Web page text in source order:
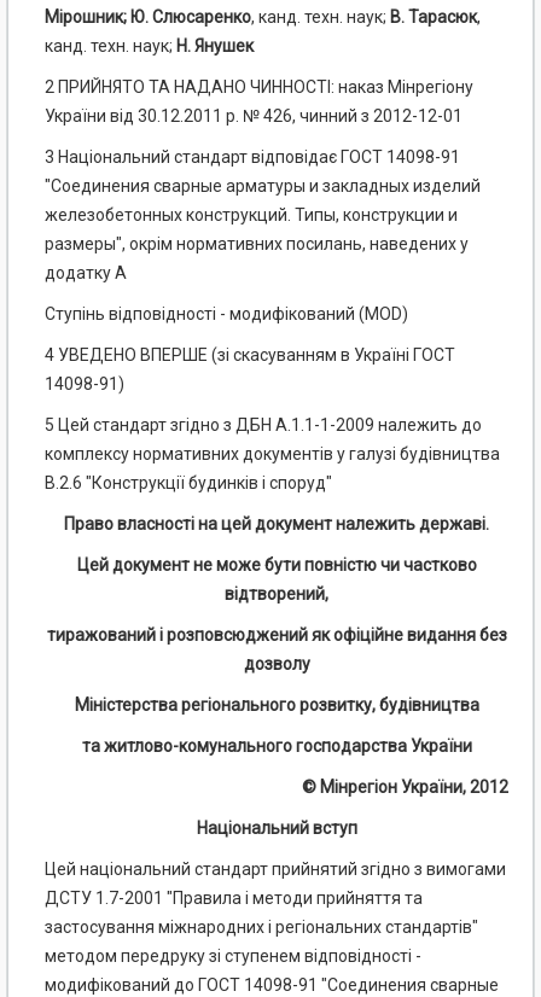
Мірошник; Ю. Слюсаренко, канд. техн. наук; В. Тарасюк,
канд. техн. наук; Н.Янушек
2 ПРИЙНЯТО ТА НАДАНО ЧИННОСТІ: наказ Мінрегіону
України від 30.12.2011 р. № 426, чинний з 2012-12-01
3 Національний стандарт відповідає ГОСТ 14098-91
"Соединения сварные арматуры и закладных изделий
железобетонных конструкций. Типы, конструкции и
размеры", окрім нормативних посилань, наведених у
додатку А
Ступінь відповідності - модифікований (MOD)
4 УВЕДЕНО ВПЕРШЕ (зі скасуванням в Україні ГОСТ
14098-91)
5 Цей стандарт згідно з ДБН А.1.1-1-2009 належить до
комплексу нормативних документів у галузі будівництва
В.2.6 "Конструкції будинків і споруд"
Право власності на цей документ належить державі.
Цей документ не може бути повністю чи частково
відтворений,
тиражований і розповсюджений як офіційне видання без
дозволу
Міністерства регіонального розвитку, будівництва
та житлово-комунального господарства України
© Мінрегіон України, 2012
Національний вступ
Цей національний стандарт прийнятий згідно з вимогами
ДСТУ 1.7-2001 "Правила і методи прийняття та
застосування міжнародних і регіональних стандартів"
методом передруку зі ступенем відповідності -
модифікований до ГОСТ 14098-91 "Соединения сварные